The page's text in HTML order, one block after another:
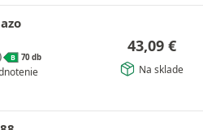
B 70 db
43,09 €
Na sklade